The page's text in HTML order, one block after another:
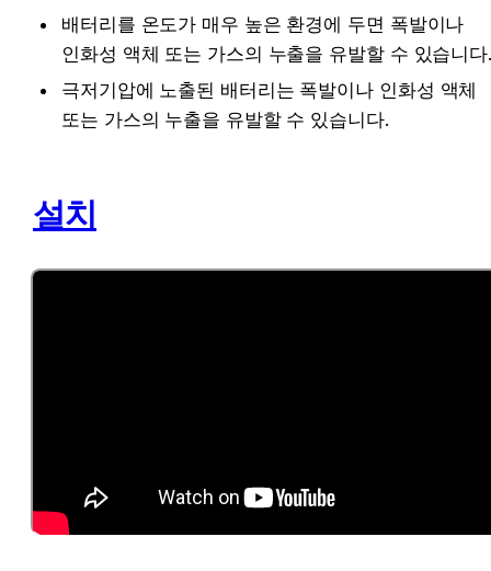
배터리를 온도가 매우 높은 환경에 두면 폭발이나
인화성 액체 또는 가스의 누출을 유발할 수 있습니다
극저기압에 노출된 배터리는 폭발이나 인화성 액체
또는 가스의 누출을 유발할 수 있습니다.
설치